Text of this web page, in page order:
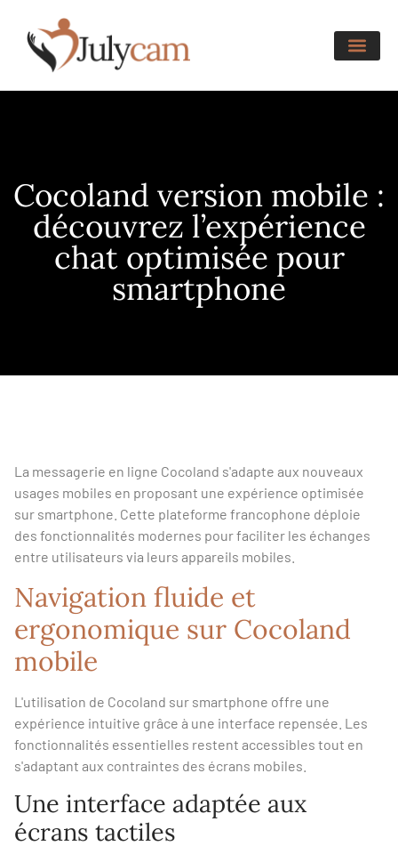
Cocoland version mobile :
découvrez l’expérience
chat optimisée pour
smartphone
La messagerie en ligne Cocoland s'adapte aux nouveaux
usages mobiles en proposant une expérience optimisée
sur smartphone. Cette plateforme francophone déploie
des fonctionnalités modernes pour faciliter les échanges
entre utilisateurs via leurs appareils mobiles.
Navigation fluide et
ergonomique sur Cocoland
mobile
L'utilisation de Cocoland sur smartphone offre une
expérience intuitive grâce à une interface repensée. Les
fonctionnalités essentielles restent accessibles tout en
s'adaptant aux contraintes des écrans mobiles.
Une interface adaptée aux
écrans tactiles